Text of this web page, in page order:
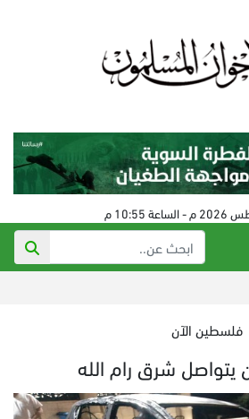
فلسطين الآن
يتواصل شرق رام الله